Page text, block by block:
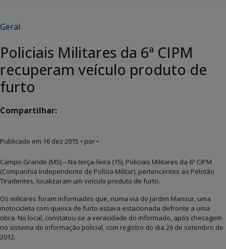
Geral
Policiais Militares da 6ª CIPM
recuperam veículo produto de
furto
Compartilhar:
Publicado em 16 dez 2015 • por •
Campo Grande (MS) – Na terça-feira (15), Policiais Militares da 6ª CIPM
(Companhia Independente de Polícia Militar), pertencentes ao Pelotão
Tiradentes, localizaram um veículo produto de furto.
Os militares foram informados que, numa via do Jardim Mansur, uma
motocicleta com queixa de furto estava estacionada defronte a uma
obra. No local, constatou-se a veracidade do informado, após checagem
no sistema de informação policial, com registro do dia 26 de setembro de
2012.